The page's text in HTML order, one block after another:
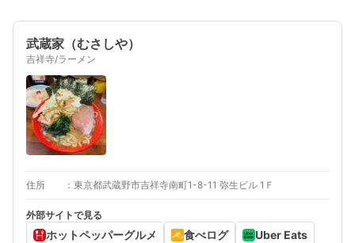
武蔵家（むさしや）
吉祥寺/ラーメン
住所 東京都武蔵野市吉祥寺南町1-8-11 弥生ビル 1Ｆ
外部サイトで見る
ホットペッパーグルメ 食べログ Uber Eats